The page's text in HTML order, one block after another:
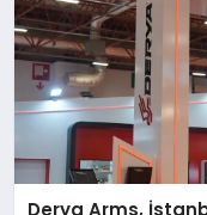
Derya Arms,